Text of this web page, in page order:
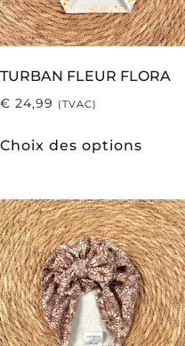
TURBAN FLEUR FLORA
€ 24,99 (TVAC)
Choix des options